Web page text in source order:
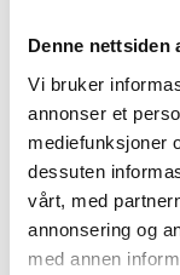
Denne nettsiden
Vi bruker
annonser et
mediefunksjoner
dessuten
vårt, med
annonsering og
med annen